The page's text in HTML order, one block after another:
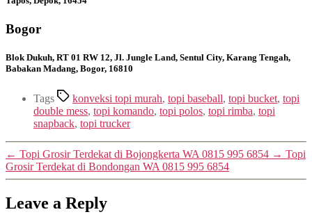
Bogor
Blok Dukuh, RT 01 RW 12, Jl. Jungle Land, Sentul City, Karang Tengah,
Babakan Madang, Bogor, 16810
Tags konveksi topi murah, topi baseball, topi bucket, topi
double mess, topi komando, topi polos, topi rimba, topi
snapback, topi trucker
← Topi Grosir Terdekat di Bojongkerta WA 0815 995 6854 → Topi
Grosir Terdekat di Bondongan WA 0815 995 6854
Leave a Reply